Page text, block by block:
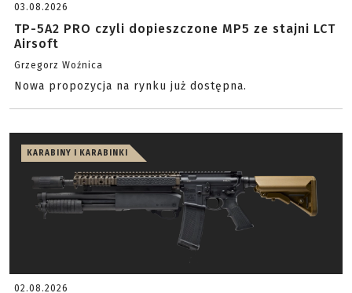
03.08.2026
TP-5A2 PRO czyli dopieszczone MP5 ze stajni LCT
Airsoft
Grzegorz Woźnica
Nowa propozycja na rynku już dostępna.
KARABINY I KARABINKI
02.08.2026